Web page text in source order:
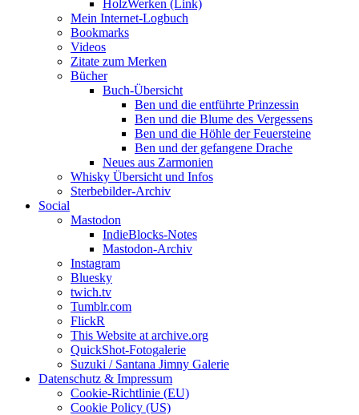
HolzWerken (Link)
Mein Internet-Logbuch
Bookmarks
Videos
Zitate zum Merken
Bücher
Buch-Übersicht
Ben und die entführte Prinzessin
Ben und die Blume des Vergessens
Ben und die Höhle der Feuersteine
Ben und der gefangene Drache
Neues aus Zarmonien
Whisky Übersicht und Infos
Sterbebilder-Archiv
Social
Mastodon
IndieBlocks-Notes
Mastodon-Archiv
Instagram
Bluesky
twich.tv
Tumblr.com
FlickR
This Website at archive.org
QuickShot-Fotogalerie
Suzuki / Santana Jimny Galerie
Datenschutz & Impressum
Cookie-Richtlinie (EU)
Cookie Policy (US)